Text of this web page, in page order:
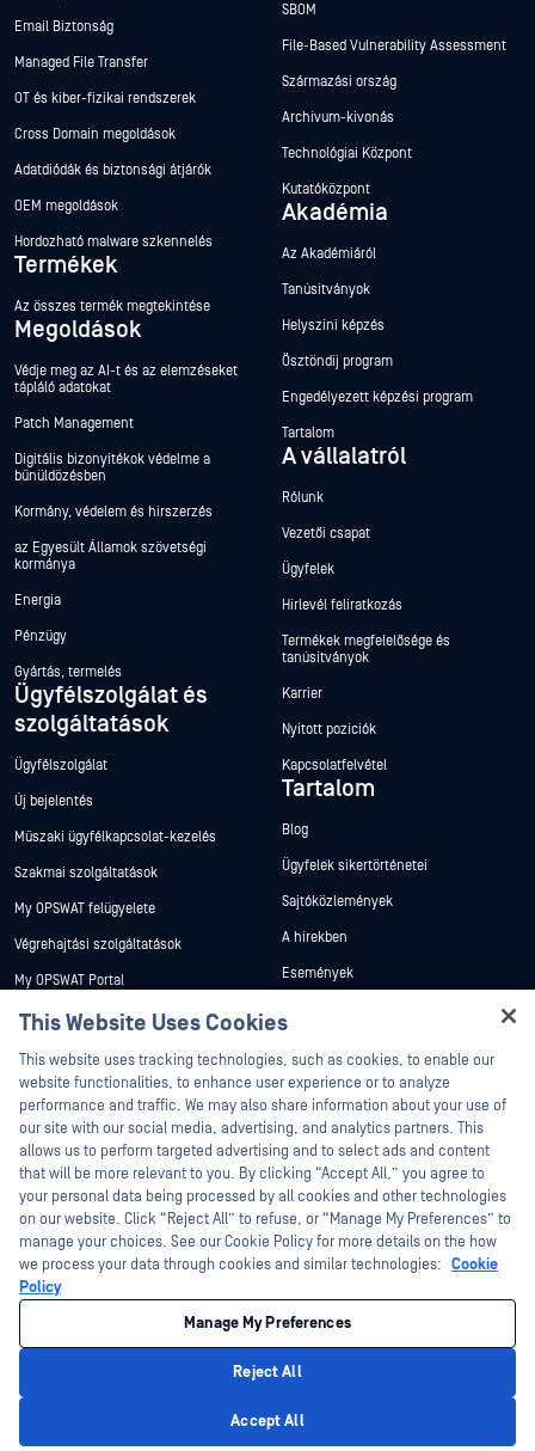
Email Biztonság
Managed File Transfer
OT és kiber-fizikai rendszerek
Cross Domain megoldások
Adatdiódák és biztonsági átjárók
OEM megoldások
Hordozható malware szkennelés
Termékek
Az összes termék megtekintése
Megoldások
Védje meg az AI-t és az elemzéseket
tápláló adatokat
Patch Management
Digitális bizonyítékok védelme a
bűnüldözésben
Kormány, védelem és hírszerzés
az Egyesült Államok szövetségi
kormánya
Energia
Pénzügy
Gyártás, termelés
Ügyfélszolgálat és
szolgáltatások
Ügyfélszolgálat
Új bejelentés
Műszaki ügyfélkapcsolat-kezelés
Szakmai szolgáltatások
My OPSWAT felügyelete
Végrehajtási szolgáltatások
My OPSWAT Portal
Műszaki dokumentáció
Képzések
Biztonsági sebezhetőségi program
Partnerek
Tanúsítvány
Technológiai partnerek
Channel partner program
SBOM
File-Based Vulnerability Assessment
Származási ország
Archívum-kivonás
Technológiai Központ
Kutatóközpont
Akadémia
Az Akadémiáról
Tanúsítványok
Helyszíni képzés
Ösztöndíj program
Engedélyezett képzési program
Tartalom
A vállalatról
Rólunk
Vezetői csapat
Ügyfelek
Hírlevél feliratkozás
Termékek megfelelősége és
tanúsítványok
Karrier
Nyitott pozíciók
Kapcsolatfelvétel
Tartalom
Blog
Ügyfelek sikertörténetei
Sajtóközlemények
A hírekben
Események
Fehér könyvek
©2026 OPSWAT . Minden jog fenntartva. OPSWAT, MetaDefender, Metascan,
MetaAccess, az OPSWAT , Trust no File. Trust No Device., OPSWAT , Protecting the
World's Critical Infrastructure, Deep CDR™ Technology, InQuest, az InQuest logó,
DFI, RetroHunt, Deep File Inspection és Join the Hunt az OPSWAT védjegyei. A
harmadik felek védjegyei a megfelelő tulajdonosok tulajdonát képezik.
Cookie beállítások kezelése
This Website Uses Cookies
This website uses tracking technologies, such as cookies, to enable our
website functionalities, to enhance user experience or to analyze
performance and traffic. We may also share information about your use of
our site with our social media, advertising, and analytics partners. This
allows us to perform targeted advertising and to select ads and content
that will be more relevant to you. By clicking “Accept All,” you agree to
your personal data being processed by all cookies and other technologies
on our website. Click “Reject All” to refuse, or “Manage My Preferences” to
manage your choices. See our Cookie Policy for more details on the how
we process your data through cookies and similar technologies: Cookie
Policy
Manage My Preferences
Reject All
Accept All
Hey there!
I'm Ozzy, your OPSWAT virtual assistant.
How can I help you secure what's critical
today?